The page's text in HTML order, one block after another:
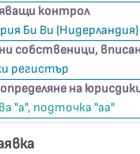
контрол
Би Ви (Нидерландия)
собственици,
регистър
на
"а", подточка "аа"